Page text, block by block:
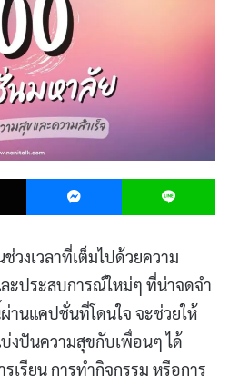
X Messenger
วงเวลาที่เต็มไปด้วยความ
ะประสบการณ์ใหม่ๆ ที่น่าจดจำ
านแคปชั่นที่โดนใจ จะช่วยให้
งปันความสุขกับเพื่อนๆ ได้
เรียน การทำกิจกรรม หรือการ